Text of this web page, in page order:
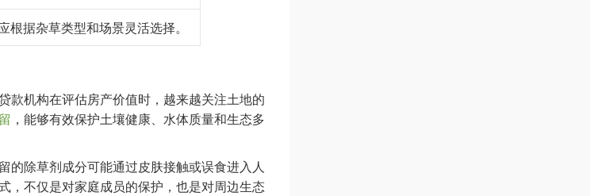
据杂草类型和场景灵活选择。
款机构在评估房产价值时，越来越关注土地的
，能够有效保护土壤健康、水体质量和生态多
的除草剂成分可能通过皮肤接触或误食进入人
，不仅是对家庭成员的保护，也是对周边生态